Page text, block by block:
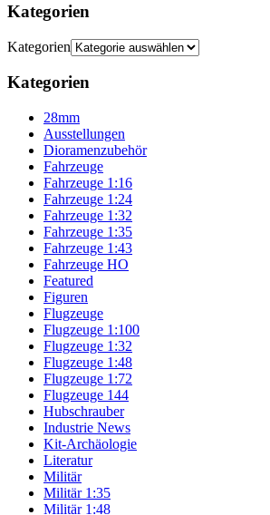
Kategorien
Kategorien
Kategorien
28mm
Ausstellungen
Dioramenzubehör
Fahrzeuge
Fahrzeuge 1:16
Fahrzeuge 1:24
Fahrzeuge 1:32
Fahrzeuge 1:35
Fahrzeuge 1:43
Fahrzeuge HO
Featured
Figuren
Flugzeuge
Flugzeuge 1:100
Flugzeuge 1:32
Flugzeuge 1:48
Flugzeuge 1:72
Flugzeuge 144
Hubschrauber
Industrie News
Kit-Archäologie
Literatur
Militär
Militär 1:35
Militär 1:48